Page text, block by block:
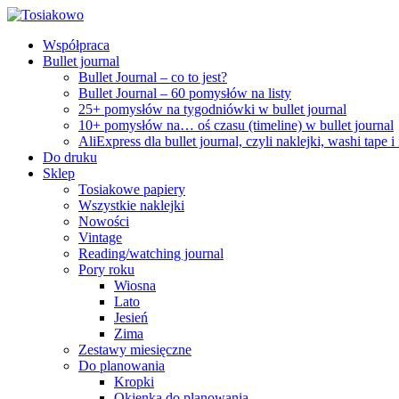
Współpraca
Bullet journal
Bullet Journal – co to jest?
Bullet Journal – 60 pomysłów na listy
25+ pomysłów na tygodniówki w bullet journal
10+ pomysłów na… oś czasu (timeline) w bullet journal
AliExpress dla bullet journal, czyli naklejki, washi tape i
Do druku
Sklep
Tosiakowe papiery
Wszystkie naklejki
Nowości
Vintage
Reading/watching journal
Pory roku
Wiosna
Lato
Jesień
Zima
Zestawy miesięczne
Do planowania
Kropki